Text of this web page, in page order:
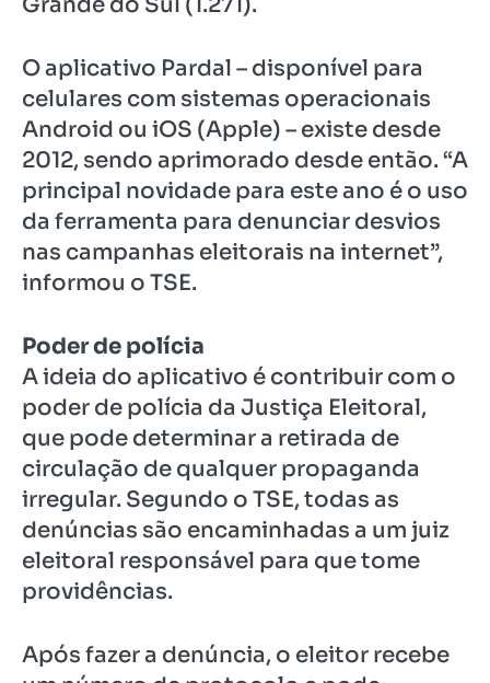
O aplicativo Pardal – disponível para
celulares com sistemas operacionais
Android ou iOS (Apple) – existe desde
2012, sendo aprimorado desde então. “A
principal novidade para este ano é o uso
da ferramenta para denunciar desvios
nas campanhas eleitorais na internet”,
informou o TSE.
Poder de polícia
A ideia do aplicativo é contribuir com o
poder de polícia da Justiça Eleitoral,
que pode determinar a retirada de
circulação de qualquer propaganda
irregular. Segundo o TSE, todas as
denúncias são encaminhadas a um juiz
eleitoral responsável para que tome
providências.
Após fazer a denúncia, o eleitor recebe